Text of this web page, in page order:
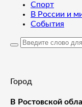
Спорт
В России и
События
Город
В Ростовской